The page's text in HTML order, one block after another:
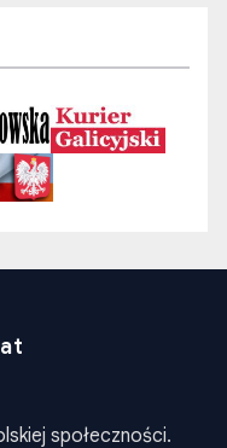
społeczności.